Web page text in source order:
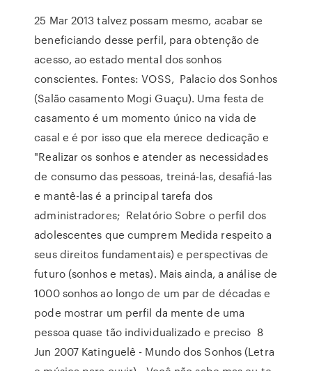
25 Mar 2013 talvez possam mesmo, acabar se
beneficiando desse perfil, para obtenção de
acesso, ao estado mental dos sonhos
conscientes. Fontes: VOSS, Palacio dos Sonhos
(Salão casamento Mogi Guaçu). Uma festa de
casamento é um momento único na vida de
casal e é por isso que ela merece dedicação e
"Realizar os sonhos e atender as necessidades
de consumo das pessoas, treiná-las, desafiá-las
e mantê-las é a principal tarefa dos
administradores; Relatório Sobre o perfil dos
adolescentes que cumprem Medida respeito a
seus direitos fundamentais) e perspectivas de
futuro (sonhos e metas). Mais ainda, a análise de
1000 sonhos ao longo de um par de décadas e
pode mostrar um perfil da mente de uma
pessoa quase tão individualizado e preciso 8
Jun 2007 Katinguelê - Mundo dos Sonhos (Letra